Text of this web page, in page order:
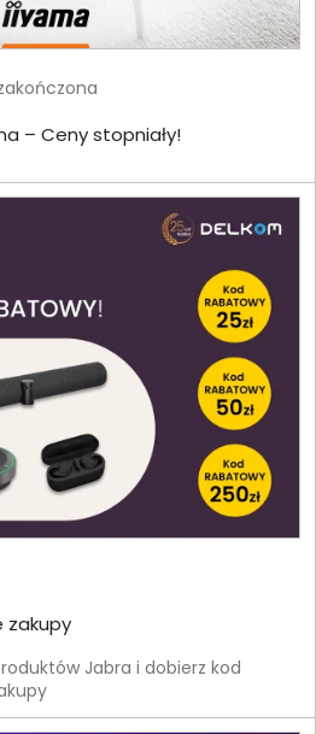
– Ceny stopniały!
zakupy
Jabra i dobierz kod